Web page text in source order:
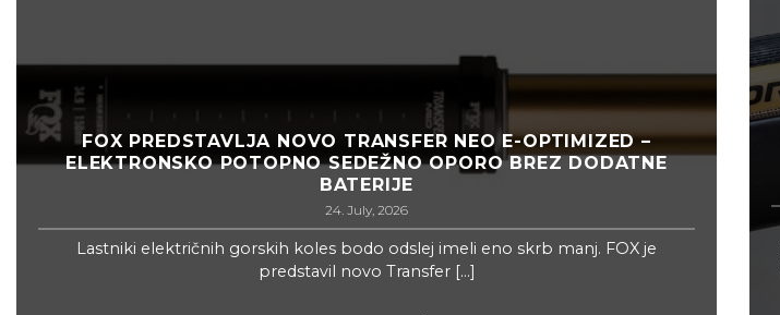
FOX PREDSTAVLJA NOVO TRANSFER NEO E-OPTIMIZED –
ELEKTRONSKO POTOPNO SEDEŽNO OPORO BREZ DODATNE
BATERIJE
24. July, 2026
Lastniki električnih gorskih koles bodo odslej imeli eno skrb manj. FOX je
predstavil novo Transfer [...]